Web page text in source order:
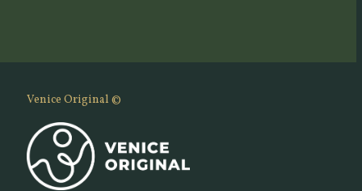
Venice Original ©